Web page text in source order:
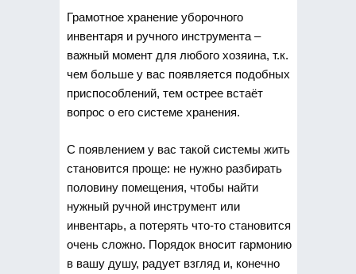
Грамотное хранение уборочного
инвентаря и ручного инструмента –
важный момент для любого хозяина, т.к.
чем больше у вас появляется подобных
приспособлений, тем острее встаёт
вопрос о его системе хранения.
С появлением у вас такой системы жить
становится проще: не нужно разбирать
половину помещения, чтобы найти
нужный ручной инструмент или
инвентарь, а потерять что-то становится
очень сложно. Порядок вносит гармонию
в вашу душу, радует взгляд и, конечно